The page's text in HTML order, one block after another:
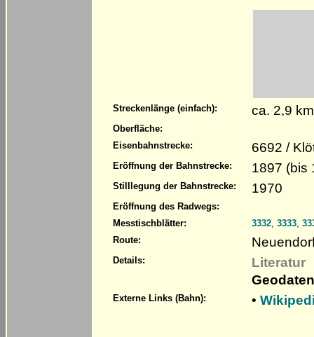
Streckenlänge (einfach): ca. 2,9
Oberfläche:
Eisenbahnstrecke:
6692 /
Eröffnung der Bahnstrecke: 1897 (bis
Stilllegung der Bahnstrecke: 1970
Eröffnung des Radwegs:
Messtischblätter:
3332, 3333,
Route:
Details:
Literatur
Externe Links (Bahn): •